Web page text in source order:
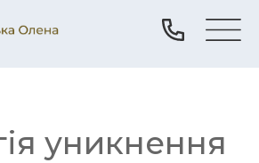
уникнення